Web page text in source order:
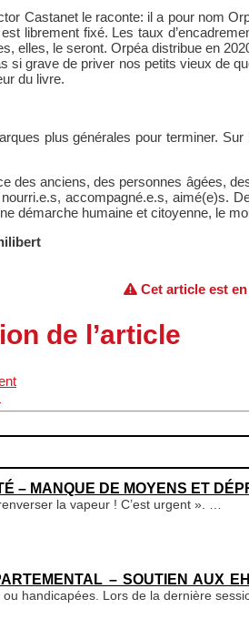
Castanet le raconte: il a pour nom
est librement fixé. Les taux
elles, le seront. Orpéa distribue en
si grave de priver nos petits vieux de
du livre.
plus générales pour terminer.
des anciens, des personnes âgées,
nourri.e.s, accompagné.e.s, aimé(e)s.
démarche humaine et citoyenne, le
Cet article est
de l’article
– MANQUE DE MOYENS ET
la vapeur ! C’est urgent ». …
– SOUTIEN AUX
ou handicapées. Lors de la dernière